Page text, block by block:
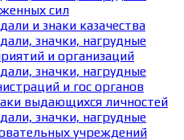
сил
и знаки казачества
значки, нагрудные
и организаций
значки, нагрудные
и гос органов
выдающихся личностей
значки, нагрудные
учреждений